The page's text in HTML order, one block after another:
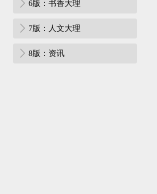
6版：书香大理
7版：人文大理
8版：资讯